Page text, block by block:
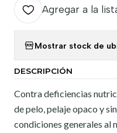
Agregar a la
Mostrar stock de
DESCRIPCIÓN
Contra deficiencias
de pelo, pelaje opaco y
condiciones generales al